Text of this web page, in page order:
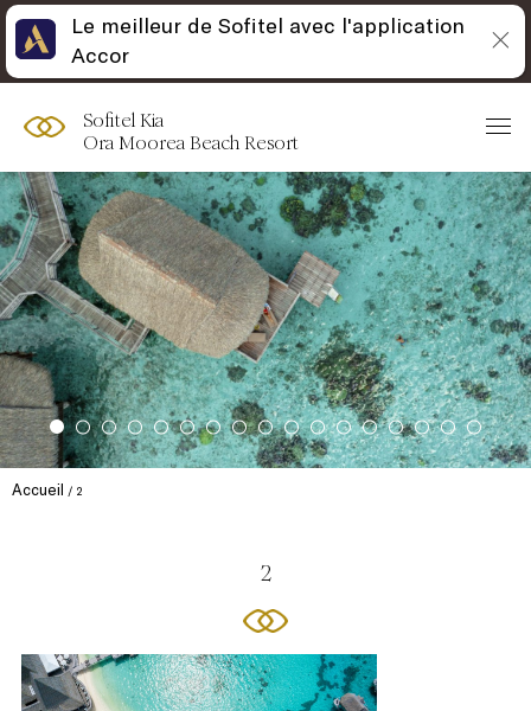
Sofitel Kia
Ora Moorea Beach Resort
Accueil 2
2
Le meilleur de Sofitel avec l'application
Accor